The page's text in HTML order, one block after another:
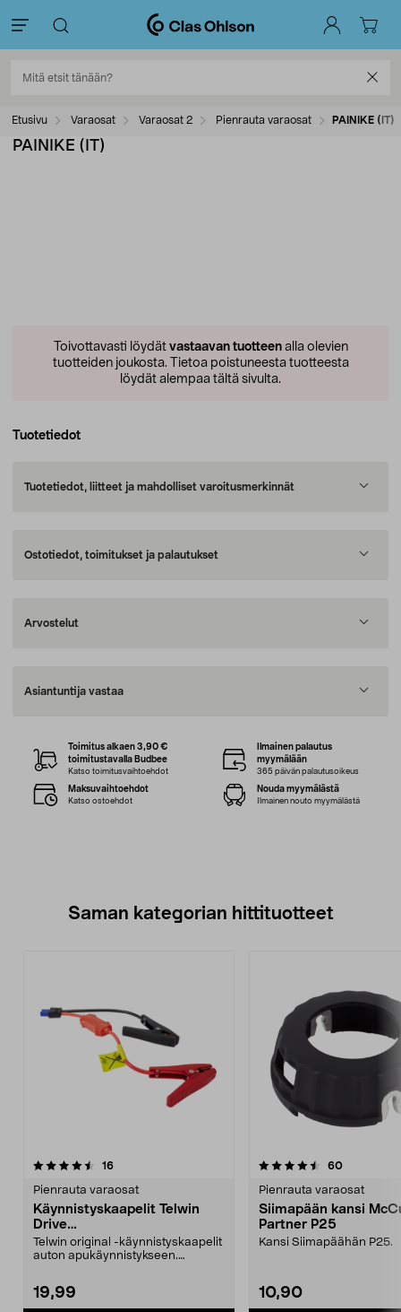
Etusivu Varaosat Varaosat 2 Pienrauta varaosat PAINIKE (IT)
PAINIKE (IT)
Toivottavasti löydät vastaavan tuotteenalla olevien
tuotteiden joukosta. Tietoa poistuneesta tuotteesta
löydät alempaa tältä sivulta.
Tuotetiedot
Tuotetiedot, liitteet ja mahdolliset varoitusmerkinnät
Ostotiedot, toimitukset ja palautukset
Arvostelut
Asiantuntija vastaa
Toimitus alkaen 3,90 €
toimitustavalla Budbee
Katso toimitusvaihtoehdot
Ilmainen palautus
myymälään
365 päivän palautusoikeus
Maksuvaihtoehdot
Katso ostoehdot
Nouda myymälästä
Ilmainen nouto myymälästä
Saman kategorian hittituotteet
16arvostelut
Pienrauta varaosat
Käynnistyskaapelit Telwin
Drive
Mini/9000/13000/1250/150
0/1750, EC5
Telwin original -käynnistyskaapelit
auton apukäynnistykseen.
19,99
4.5 viidestä
60arvostelut
Pienrauta varaosat
Siimapään kansi
Partner P25
Kansi Siimapäähän P25.
10,90
4.5 viidestä